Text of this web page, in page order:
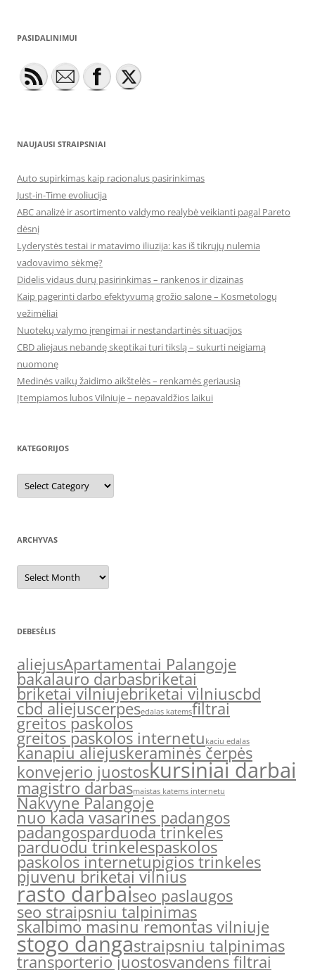
PASIDALINIMUI
NAUJAUSI STRAIPSNIAI
Auto supirkimas kaip racionalus pasirinkimas
Just-in-Time evoliucija
ABC analizė ir asortimento valdymo realybė veikianti pagal Pareto
dėsnį
Lyderystės testai ir matavimo iliuzija: kas iš tikrųjų nulemia
vadovavimo sėkmę?
Didelis vidaus durų pasirinkimas – rankenos ir dizainas
Kaip pagerinti darbo efektyvumą grožio salone – Kosmetologų
vežimėliai
Nuotekų valymo įrengimai ir nestandartinės situacijos
CBD aliejaus nebandę skeptikai turi tikslą – sukurti neigiamą
nuomonę
Medinės vaikų žaidimo aikštelės – renkamės geriausią
Įtempiamos lubos Vilniuje – nepavaldžios laikui
KATEGORIJOS
Kategorijos
ARCHYVAS
Archyvas
DEBESĖLIS
aliejusApartamentai Palangoje
bakalauro darbasbriketai
briketai vilniujebriketai vilniuscbd
cbd aliejuscerpesedalas katemsfiltrai
greitos paskolos
greitos paskolos internetu kaciu edalas
kanapiu aliejuskeraminės čerpės
konvejerio juostoskursiniai darbai
magistro darbasmaistas katems internetu
Nakvyne Palangoje
nuo kada vasarines padangos
padangosparduoda trinkeles
parduodu trinkelespaskolos
paskolos internetupigios trinkeles
pjuvenu briketai vilnius
rasto darbaiseo paslaugos
seo straipsniu talpinimas
skalbimo masinu remontas vilniuje
stogo dangastraipsniu talpinimas
transporterio juostosvandens filtrai